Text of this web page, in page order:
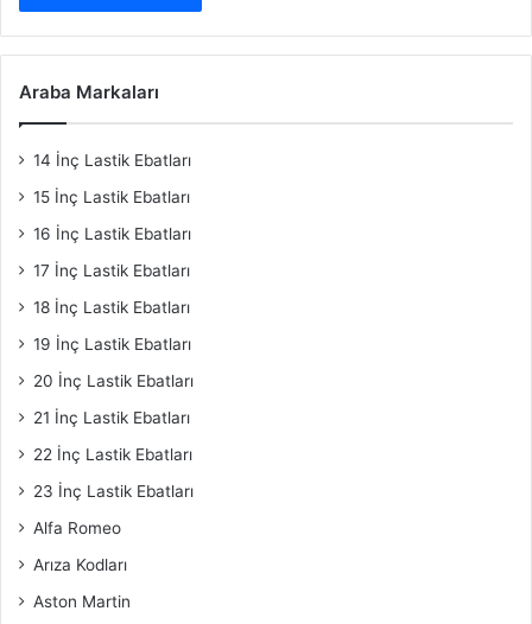
Araba Markaları
14 İnç Lastik Ebatları
15 İnç Lastik Ebatları
16 İnç Lastik Ebatları
17 İnç Lastik Ebatları
18 İnç Lastik Ebatları
19 İnç Lastik Ebatları
20 İnç Lastik Ebatları
21 İnç Lastik Ebatları
22 İnç Lastik Ebatları
23 İnç Lastik Ebatları
Alfa Romeo
Arıza Kodları
Aston Martin